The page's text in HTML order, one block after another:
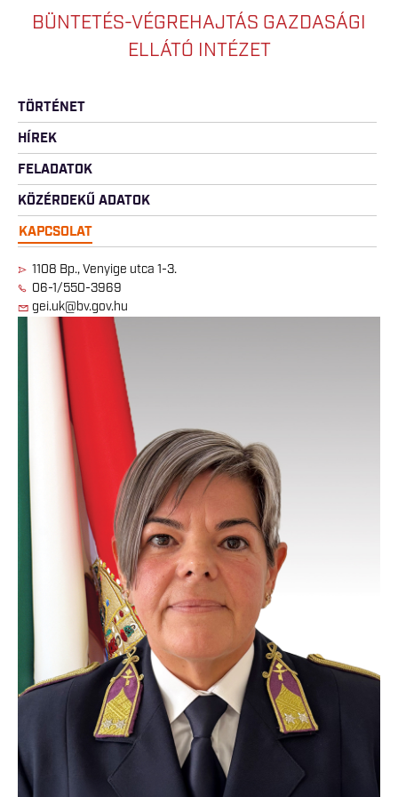
BÜNTETÉS-VÉGREHAJTÁS GAZDASÁGI
ELLÁTÓ INTÉZET
TÖRTÉNET
HÍREK
FELADATOK
KÖZÉRDEKŰ ADATOK
KAPCSOLAT
1108 Bp., Venyige utca 1-3.
06-1/550-3969
gei.uk@bv.gov.hu